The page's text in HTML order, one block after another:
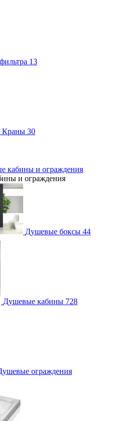
13
Краны 30
кабины и ограждения
и ограждения
Душевые боксы 44
Душевые кабины 728
ограждения